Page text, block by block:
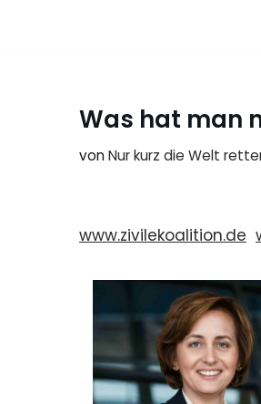
Was hat man
vonNur kurz die Welt
www.zivilekoalition.de